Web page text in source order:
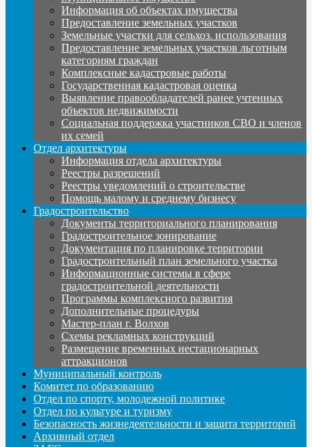
Информация об объектах имущества
Предоставление земельных участков
Земельные участки для сельхоз. использования
Предоставление земельных участков льготным
категориям граждан
Комплексные кадастровые работы
Государственная кадастровая оценка
Выявление правообладателей ранее учтенных
объектов недвижимости
Социальная поддержка участников СВО и членов
их семей
Отдел архитектуры
Информация отдела архитектуры
Реестры разрешений
Реестры уведомлений о строительстве
Помощь малому и среднему бизнесу
Градостроительство
Документы территориального планирования
Градостроительное зонирование
Документация по планировке территории
Градостроительный план земельного участка
Информационные системы в сфере
градостроительной деятельности
Программы комплексного развития
Дополнительные процедуры
Мастер-план г. Волхов
Схемы рекламных конструкций
Размещение временных нестационарных
аттракционов
Муниципальный контроль
Комитет по образованию
Отдел по спорту, молодежной политике
Отдел по культуре и туризму
Безопасность жизнедеятельности и защита территорий
Архивный отдел